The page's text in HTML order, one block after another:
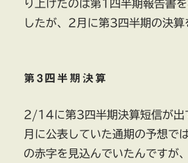
り上げたのは第1四半期報告書
したが、2月に第3四半期の決算
第3四半期決算
2/14に第3四半期決算短信が出
月に公表していた通期の予想で
の赤字を見込んでいたんですが